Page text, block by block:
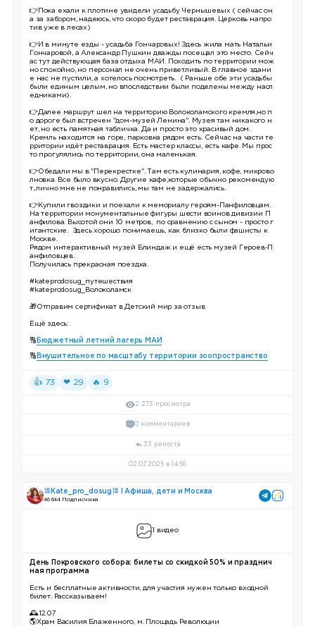
👉Пока ехали к плотине увидели усадьбу Чернышевых ( сейчас он
а за забором, надеюсь, что скоро будет реставрация. Церковь напро
тив уже в лесах)
👉И в минуте езды - усадьба Гончаровых! Здесь жила мать Натальи
Гончаровой, а Александр Пушкин дважды посещал это место. Сейч
ас тут действующая база отдыха МАИ. Походить по территории мож
но спокойно, но персонал не очень приветливый. В главное здани
е нас не пустили, а хотелось посмотреть. ( Раньше обе эти усадьбы
были единым целым, но впоследствии были поделены между насл
едниками).
👉Далее маршрут шел на территорию Волоколамского кремля,но п
о дороге был встречен "дом-музей Ленина". Музея там никакого н
ет, но есть памятная табличка. Да и просто это красивый дом.
Кремль находится на горе, парковка рядом есть. Сейчас на части те
рритории идёт реставрация. Есть мастер классы, есть кафе. Мы прос
то прогулялись по территории, она маленькая.
👉Обедали мы в "Перекрестке". Там есть кулинария, кофе, микрово
лновка. Все было вкусно. Другие кафе,которые обычно рекомендую
т, лично мне не понравились, мы там не задержались.
👉Купили гвоздики и поехали к мемориалу героям-Панфиловцам.
На территории монументальные фигуры шести воинов дивизии П
анфилова. Высотой они 10 метров, по сравнению с сыном - просто г
игантские. Здесь хорошо понимаешь, как близко были фашисты к
Москве.
Рядом интерактивный музей Блиндаж и ещё есть музей Героев-П
анфиловцев.
Получилась прекрасная поездка.
#kateprodosug_путешествия
#kateprodosug_Волоколамск
🎁Отправим сертификат в Детский мир за отзыв
Ещё здесь:
🔠 Бюджетный летний лагерь МАИ
🔠 Внушительное по масштабу территории зоопространство
👍 73 ❤ 29 🔥 9
2 273 просмотра
0 комментариев
33 репоста
02.07.2025 в 14:56
🎏Kate_pro_dosug🎏 I Афиша, дети и Москва
46 644 Подписчика
1 видео
День Покровского собора: билеты со скидкой 50% и празднич
ная программа
Есть и бесплатные активности, для участия нужен только входной
билет. Рассказываем!
🕰12.07
🌎Храм Василия Блаженного, м. Площадь Революции